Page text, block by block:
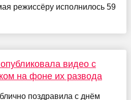
режиссёру исполнилось 59
видео с
на фоне их развода
поздравила с днём